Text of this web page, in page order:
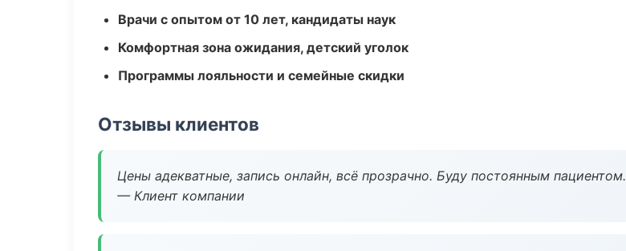
Врачи с опытом от 10 лет, кандидаты наук
Комфортная зона ожидания, детский уголок
Программы лояльности и семейные скидки
Отзывы клиентов
Цены адекватные, запись онлайн, всё прозрачно. Буду постоянным пациентом.
— Клиент компании